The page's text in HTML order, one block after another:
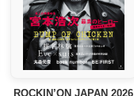
ROCKIN’ON JAPAN 2026